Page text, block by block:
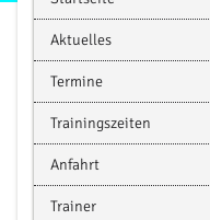
Aktuelles
Termine
Trainingszeiten
Anfahrt
Trainer